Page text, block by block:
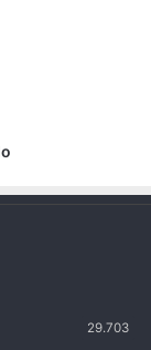
29.703